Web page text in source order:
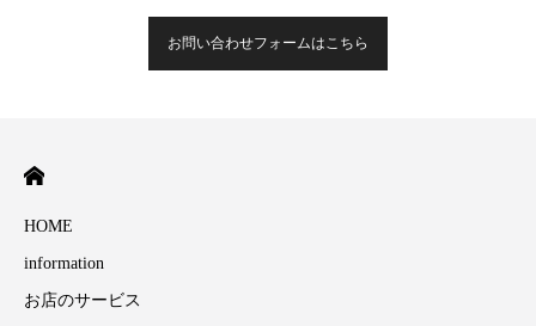
お問い合わせフォームはこちら
HOME
information
お店のサービス